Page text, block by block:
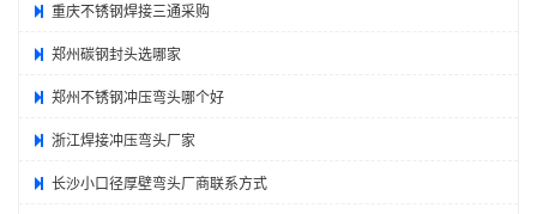
重庆不锈钢焊接三通采购
郑州碳钢封头选哪家
郑州不锈钢冲压弯头哪个好
浙江焊接冲压弯头厂家
长沙小口径厚壁弯头厂商联系方式